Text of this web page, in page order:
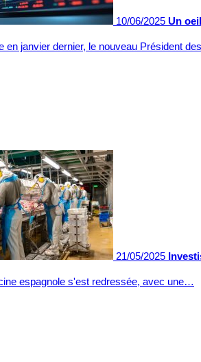
10/06/2025 Un
en janvier dernier, le nouveau Président
21/05/2025
espagnole s'est redressée, avec une…